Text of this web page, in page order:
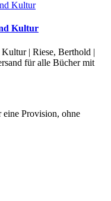
Kultur
| Riese, Berthold |
für alle Bücher mit
Provision, ohne